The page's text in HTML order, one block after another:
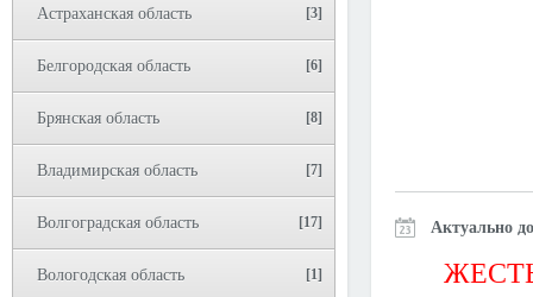
Астраханская область [3]
Белгородская область [6]
Брянская область [8]
Владимирская область [7]
Волгоградская область [17]
Вологодская область [1]
Актуально